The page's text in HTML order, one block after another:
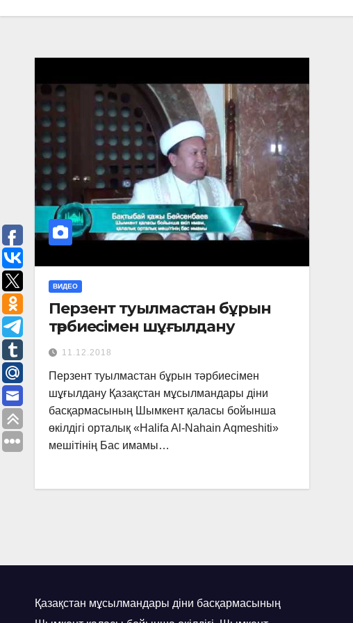
ВИДЕО
Перзент туылмастан бұрын
тәрбиесімен шұғылдану
11.12.2018
Перзент туылмастан бұрын тәрбиесімен
шұғылдану Қазақстан мұсылмандары діни
басқармасының Шымкент қаласы бойынша
өкілдігі орталық «Halifa Al-Nahain Aqmeshiti»
мешітінің Бас имамы…
Қазақстан мұсылмандары діни басқармасының